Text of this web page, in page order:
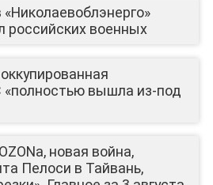
российских военных
вышла из-под
новая война,
Пелоси в Тайвань,